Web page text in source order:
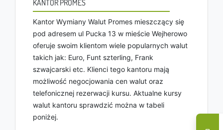
KANTOR PROMES
Kantor Wymiany Walut Promes mieszczący się
pod adresem ul Pucka 13 w mieście Wejherowo
oferuje swoim klientom wiele popularnych walut
takich jak: Euro, Funt szterling, Frank
szwajcarski etc. Klienci tego kantoru mają
możliwość negocjowania cen walut oraz
telefonicznej rezerwacji kursu. Aktualne kursy
walut kantoru sprawdzić można w tabeli
poniżej.